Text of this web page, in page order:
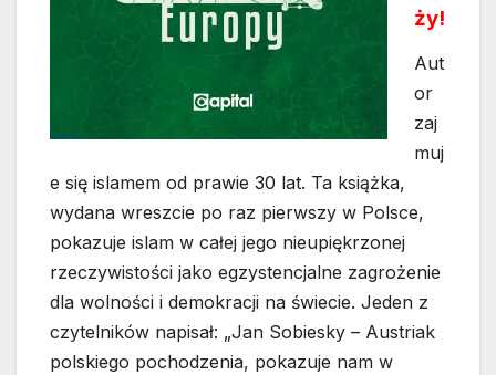
ży!
Aut
or
zaj
muj
e się islamem od prawie 30 lat. Ta książka,
wydana wreszcie po raz pierwszy w Polsce,
pokazuje islam w całej jego nieupiękrzonej
rzeczywistości jako egzystencjalne zagrożenie
dla wolności i demokracji na świecie. Jeden z
czytelników napisał: „Jan Sobiesky – Austriak
polskiego pochodzenia, pokazuje nam w